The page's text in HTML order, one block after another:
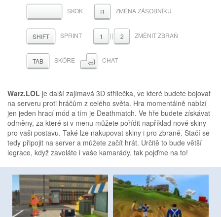
MEZERNÍKSKOK R ZMĚNA ZÁSOBNÍKU
SHIFT SPRINT 1 || 2 ZMĚNIT ZBRAŇ
TAB SKÓRE ⏎ CHAT
Warz.LOL je další zajímavá 3D střílečka, ve které budete bojovat
na serveru proti hráčům z celého světa. Hra momentálně nabízí
jen jeden hrací mód a tím je Deathmatch. Ve hře budete získávat
odměny, za které si v menu můžete pořídit například nové skiny
pro vaši postavu. Také lze nakupovat skiny i pro zbraně. Stačí se
tedy připojit na server a můžete začít hrát. Určitě to bude větší
legrace, když zavoláte i vaše kamarády, tak pojďme na to!